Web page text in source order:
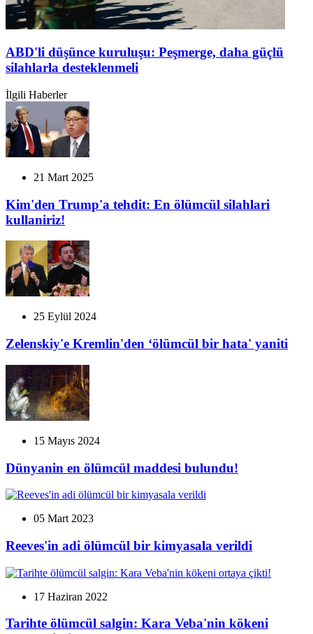
ABD'li düşünce kuruluşu: Peşmerge, daha güçlü
silahlarla desteklenmeli
İlgili Haberler
21 Mart 2025
Kim'den Trump'a tehdit: En ölümcül silahlari
kullaniriz!
25 Eylül 2024
Zelenskiy'e Kremlin'den ‘ölümcül bir hata' yaniti
15 Mayıs 2024
Dünyanin en ölümcül maddesi bulundu!
05 Mart 2023
Reeves'in adi ölümcül bir kimyasala verildi
17 Haziran 2022
Tarihte ölümcül salgin: Kara Veba'nin kökeni